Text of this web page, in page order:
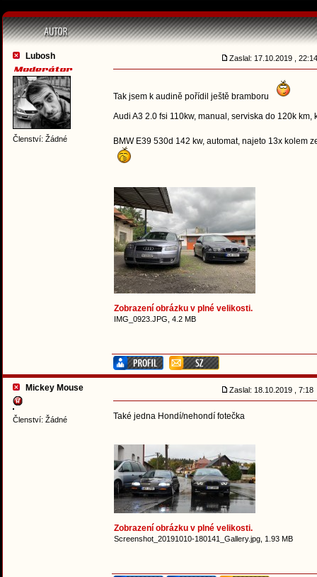
Lubosh
Členství: Žádné
Zaslal: 17.10.2019 ,
Tak jsem k audině pořídil ještě bramboru
Audi A3 2.0 fsi 110kw, manual, serviska do 120k
BMW E39 530d 142 kw, automat, najeto 13x kolem
Zobrazení obrázku v plné velikosti.
IMG_0923.JPG, 4.2 MB
Mickey Mouse
Členství: Žádné
Zaslal: 18.10.2019 , 7:18
Také jedna Hondí/nehondí fotečka
Zobrazení obrázku v plné velikosti.
Screenshot_20191010-180141_Gallery.jpg, 1.93 MB